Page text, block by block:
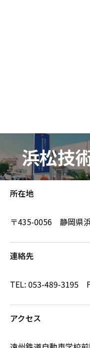
浜松技
所在地
〒435-0056 静岡県
連絡先
TEL: 053-489-3195
アクセス